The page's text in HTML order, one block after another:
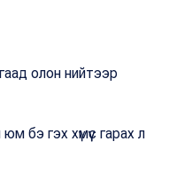
олон нийтээр
бэ гэх хүмүүс гарах л